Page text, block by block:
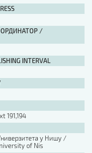
/
INTERVAL
191,194
у Нишу /
of Nis